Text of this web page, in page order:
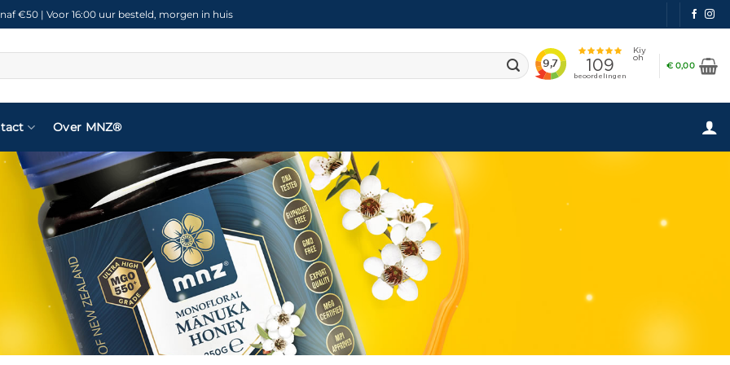
€50 | Voor 16:00 uur besteld, morgen in huis
€0,00
Over MNZ®